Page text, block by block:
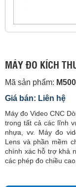
MÁY ĐO KÍCH
Mã sản phẩm:
Giá bán: Liên hệ
Máy đo Video CNC
trong tất cả các lĩnh
nhựa, vv. Máy đo
Lens và phần mềm
chính xác hỗ trợ khả
các phép đo chiều